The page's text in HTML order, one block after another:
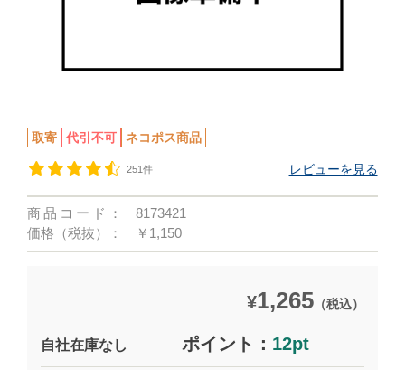
取寄 代引不可 ネコポス商品
251件 レビューを見る
商品コード：
8173421
価格（税抜）：
￥1,150
¥1,265（税込）
自社在庫なし ポイント： 12pt